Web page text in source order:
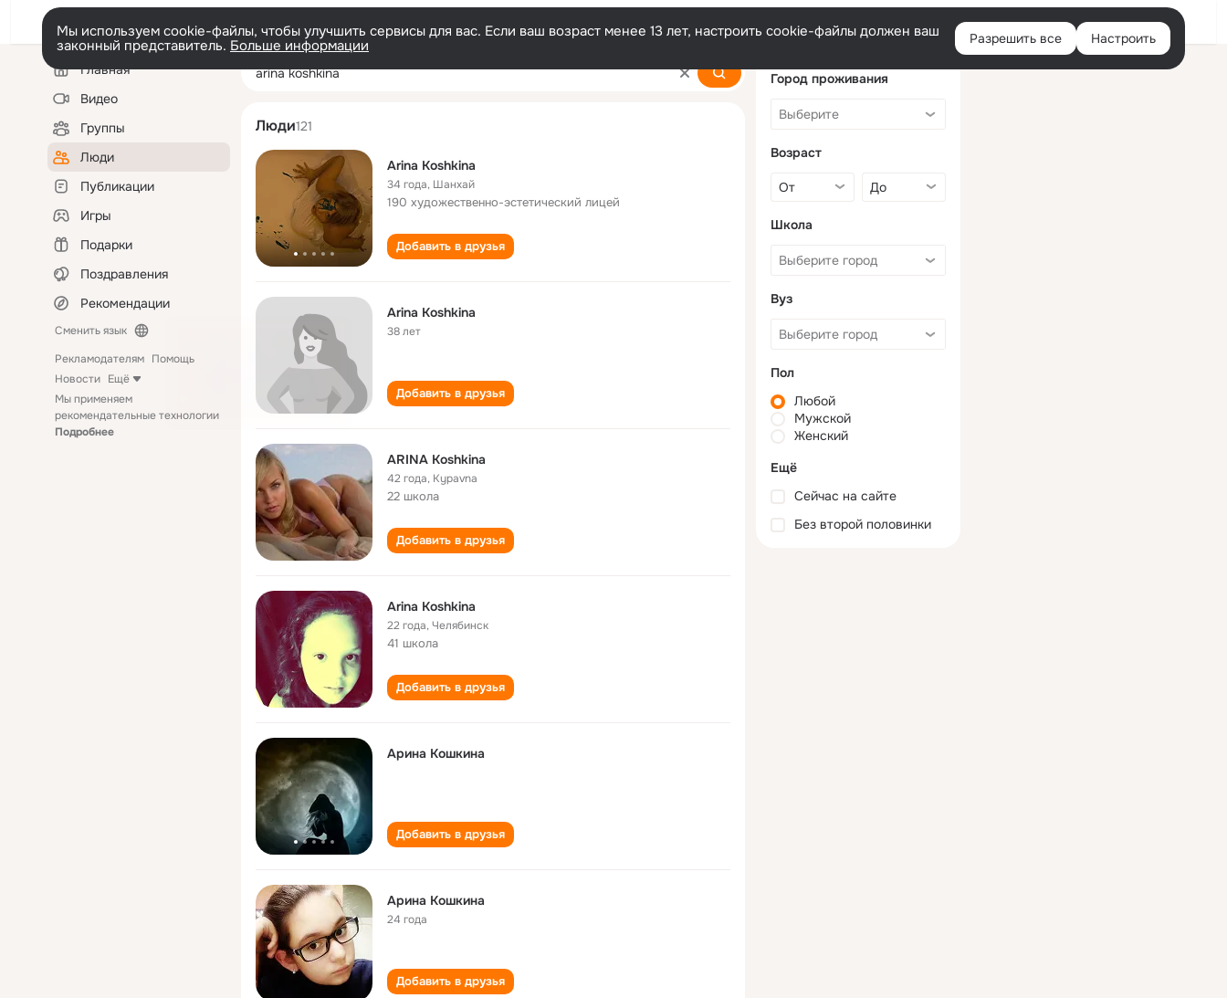
Войти
Мы используем cookie-файлы, чтобы улучшить сервисы для вас. Если ваш возраст менее 13 лет, настроить cookie-файлы должен ваш
законный представитель. Больше информации Разрешить все Настроить
Левая
колонкаГлавная
Видео
Группы
Люди
Публикации
Игры
Подарки
Поздравления
Рекомендации
Сменить язык
Рекламодателям Помощь
Новости Ещё
Мы применяем
рекомендательные технологии
Подробнее
arina koshkina
Люди121
Arina Koshkina
34 года, Шанхай
190 художественно-эстетический лицей
Добавить в друзья
Arina Koshkina
38 лет
Добавить в друзья
ARINA Koshkina
42 года, Kypavna
22 школа
Добавить в друзья
Arina Koshkina
22 года,Челябинск
41 школа
Добавить в друзья
Арина Кошкина
Добавить в друзья
Арина Кошкина
24 года
Добавить в друзья
Город проживания
Возраст
Школа
Вуз
Пол
Любой
Мужской
Женский
Ещё
Сейчас на сайте
Без второй половинки